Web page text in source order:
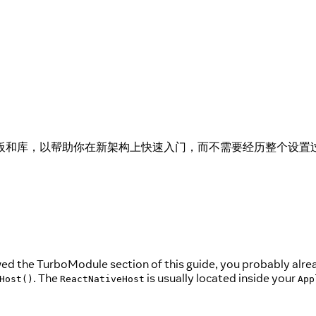
库，以帮助你在新架构上快速入门，而不需要经历整个设置
the TurboModule section of this guide, you probably
. The ReactNativeHost is usually located inside your